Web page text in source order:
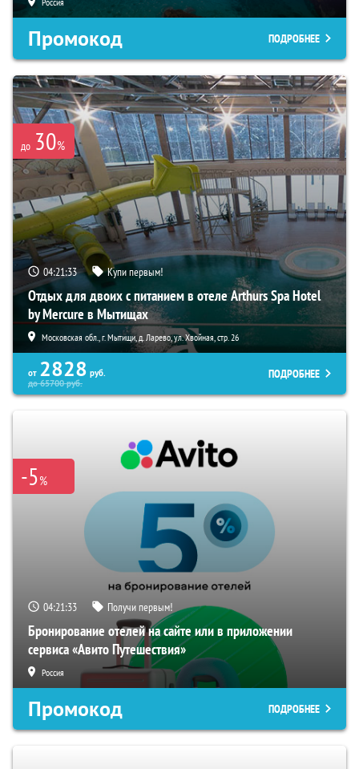
Промокод ПОДРОБНЕЕ
до 30%
04:21:32 Купи первым!
Отдых для двоих с питанием в отеле Arthurs Spa Hotel
by Mercure в Мытищах
Московская обл., г. Мытищи, д. Ларево, ул. Хвойная, стр. 26
от 2828 руб.
до65700руб.
ПОДРОБНЕЕ
-5%
04:21:32 Получи первым!
Бронирование отелей на сайте или в приложении
сервиса «Авито Путешествия»
Россия
Промокод ПОДРОБНЕЕ